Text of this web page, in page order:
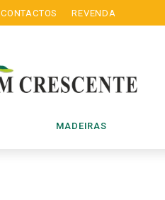
CONTACTOS REVENDA
MADEIRAS